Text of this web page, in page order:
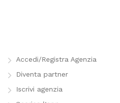
Accedi/Registra Agenzia
Diventa partner
Iscrivi agenzia